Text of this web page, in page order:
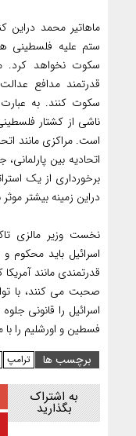
ماهاتیر محمد دراین
ستم علیه فلسطینی
سکوت نخواهد کرد.
قدرتمند مدافع
سکوت کنند. به
ناشی از کشتار
است. مراکزی مانند
اتحادیه بین
برخورداری از یک
دراین زمینه بیشتر موثر
نخست وزیر مالزی
اسرائیل باید
قدرتمندی مانند
صحبت می کنند، با
اسرائیل را قانونی
فسطین و اورشلیم را
برچسب ها
ترامپ
به اشتراک
بگذارید